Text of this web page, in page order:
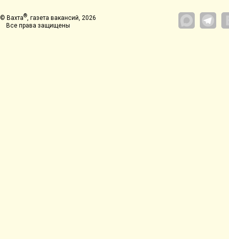
© Вахта® , газета вакансий, 2026
Все права защищены